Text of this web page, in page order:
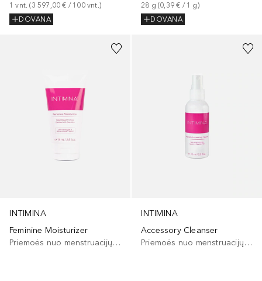
1 vnt. (3 597,00 € / 100 vnt. )
DOVANA
28 g (0,39 € / 1 g)
DOVANA
INTIMINA
Feminine Moisturizer
Priemoės nuo menstruacijų simptomų
INTIMINA
Accessory Cleanser
Priemoės nuo menstruacijų simptomų